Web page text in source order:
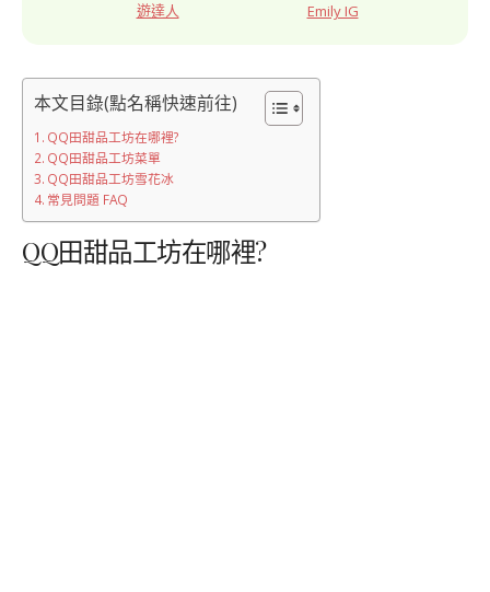
遊達人
Emily IG
本文目錄(點名稱快速前往)
QQ田甜品工坊在哪裡?
QQ田甜品工坊菜單
QQ田甜品工坊雪花冰
常見問題 FAQ
QQ田甜品工坊在哪裡?